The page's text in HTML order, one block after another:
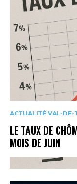
ACTUALITÉ VAL-DE-
LE TAUX DE
MOIS DE JUIN